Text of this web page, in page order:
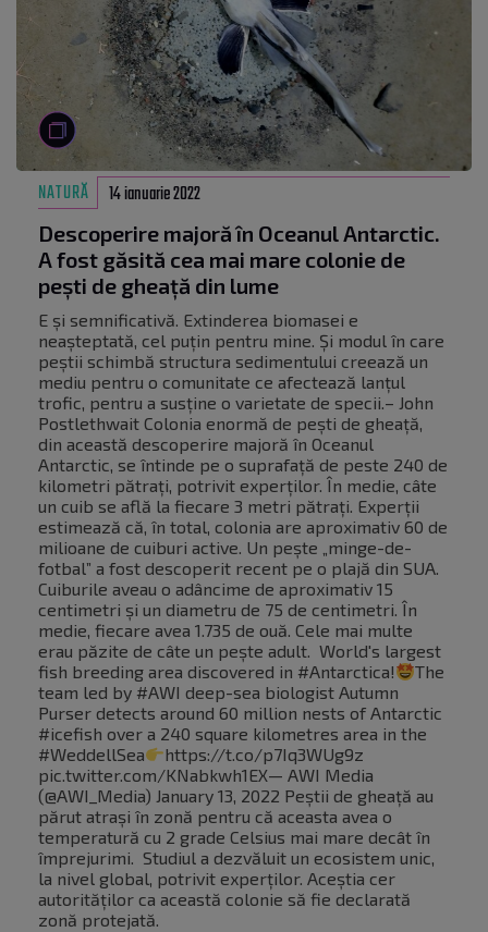
NATURĂ 14 ianuarie 2022
Descoperire majoră în Oceanul Antarctic.
A fost găsită cea mai mare colonie de
pești de gheață din lume
E și semnificativă. Extinderea biomasei e
neașteptată, cel puțin pentru mine. Și modul în care
peștii schimbă structura sedimentului creează un
mediu pentru o comunitate ce afectează lanțul
trofic, pentru a susține o varietate de specii.– John
Postlethwait Colonia enormă de pești de gheață,
din această descoperire majoră în Oceanul
Antarctic, se întinde pe o suprafață de peste 240 de
kilometri pătrați, potrivit experților. În medie, câte
un cuib se află la fiecare 3 metri pătrați. Experții
estimează că, în total, colonia are aproximativ 60 de
milioane de cuiburi active. Un pește „minge-de-
fotbal” a fost descoperit recent pe o plajă din SUA.
Cuiburile aveau o adâncime de aproximativ 15
centimetri și un diametru de 75 de centimetri. În
medie, fiecare avea 1.735 de ouă. Cele mai multe
erau păzite de câte un pește adult. World's largest
fish breeding area discovered in #Antarctica!
The
team led by #AWI deep-sea biologist Autumn
Purser detects around 60 million nests of Antarctic
#icefish over a 240 square kilometres area in the
#WeddellSea
https://t.co/p7Iq3WUg9z
pic.twitter.com/KNabkwh1EX— AWI Media
(@AWI_Media) January 13, 2022 Peștii de gheață au
părut atrași în zonă pentru că aceasta avea o
temperatură cu 2 grade Celsius mai mare decât în
împrejurimi. Studiul a dezvăluit un ecosistem unic,
la nivel global, potrivit experților. Aceștia cer
autorităților ca această colonie să fie declarată
zonă protejată.